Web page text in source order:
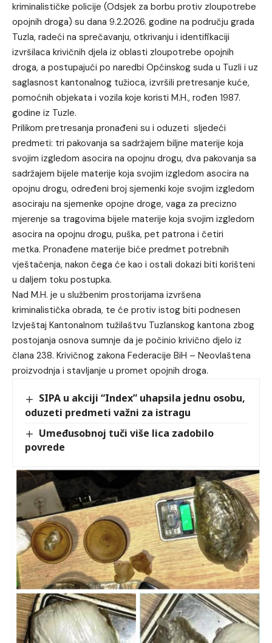
kriminalističke policije (Odsjek za borbu protiv zloupotrebe
opojnih droga) su dana 9.2.2026. godine na području grada
Tuzla, radeći na sprečavanju, otkrivanju i identifikaciji
izvršilaca krivičnih djela iz oblasti zloupotrebe opojnih
droga, a postupajući po naredbi Općinskog suda u Tuzli i uz
saglasnost kantonalnog tužioca, izvršili pretresanje kuće,
pomoćnih objekata i vozila koje koristi M.H., rođen 1987.
godine iz Tuzle.
Prilikom pretresanja pronađeni su i oduzeti sljedeći
predmeti: tri pakovanja sa sadržajem biljne materije koja
svojim izgledom asocira na opojnu drogu, dva pakovanja sa
sadržajem bijele materije koja svojim izgledom asocira na
opojnu drogu, određeni broj sjemenki koje svojim izgledom
asociraju na sjemenke opojne droge, vaga za precizno
mjerenje sa tragovima bijele materije koja svojim izgledom
asocira na opojnu drogu, puška, pet patrona i četiri
metka. Pronađene materije biće predmet potrebnih
vještačenja, nakon čega će kao i ostali dokazi biti korišteni
u daljem toku postupka.
Nad M.H. je u službenim prostorijama izvršena
kriminalistička obrada, te će protiv istog biti podnesen
Izvještaj Kantonalnom tužilaštvu Tuzlanskog kantona zbog
postojanja osnova sumnje da je počinio krivično djelo iz
člana 238. Krivičnog zakona Federacije BiH – Neovlaštena
proizvodnja i stavljanje u promet opojnih droga.
SIPA u akciji “Index” uhapsila jednu osobu,
oduzeti predmeti važni za istragu
Umeđusobnoj tuči više lica zadobilo
povrede